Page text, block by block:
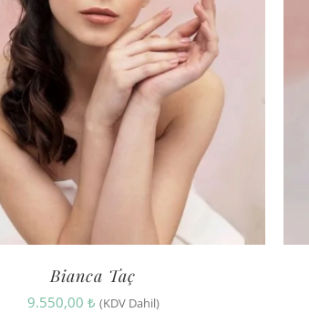
Bianca Taç
9.550,00 ₺ (KDV Dahil)